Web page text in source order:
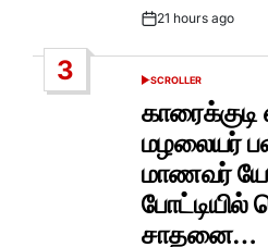
Post21 hours ago
3
POSTED
SCROLLER
மழலையர்
மாணவர்
போட்டியில்
சாதனை…